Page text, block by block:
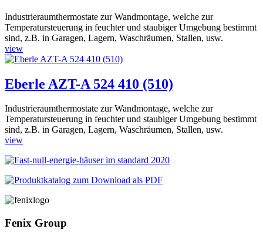
Industrieraumthermostate zur Wandmontage, welche zur
Temperatursteuerung in feuchter und staubiger Umgebung bestimmt
sind, z.B. in Garagen, Lagern, Waschräumen, Stallen, usw.
view
Eberle AZT-A 524 410 (510)
Industrieraumthermostate zur Wandmontage, welche zur
Temperatursteuerung in feuchter und staubiger Umgebung bestimmt
sind, z.B. in Garagen, Lagern, Waschräumen, Stallen, usw.
view
Fenix Group